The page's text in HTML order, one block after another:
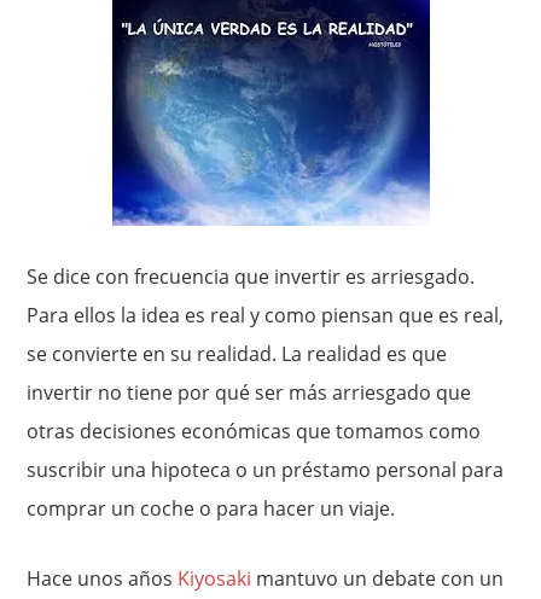
Se dice con frecuencia que invertir es arriesgado.
Para ellos la idea es real y como piensan que es real,
se convierte en su realidad. La realidad es que
invertir no tiene por qué ser más arriesgado que
otras decisiones económicas que tomamos como
suscribir una hipoteca o un préstamo personal para
comprar un coche o para hacer un viaje.
Hace unos años Kiyosaki mantuvo un debate con un